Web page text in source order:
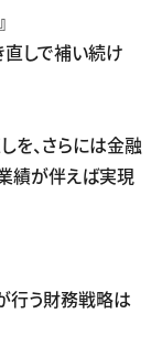
しで補い続け
を、さらには金融
績が伴えば実現
行う財務戦略は